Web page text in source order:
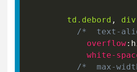
td .debord , div
/*  text-
overflow:
white-
/*  max-